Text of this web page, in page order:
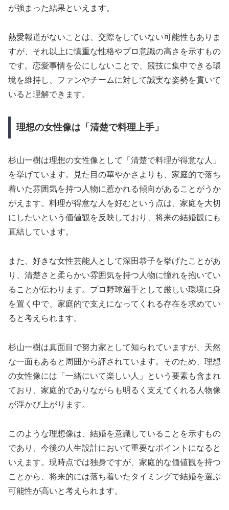
が強まった結果といえます。
熱愛報道がないことは、交際をしていない可能性もありま
すが、それ以上に慎重な性格やプロ意識の高さを示すもの
です。恋愛事情を公にしないことで、競技に集中できる環
境を維持し、ファンやチームに対して誠実な姿勢を貫いて
いると理解できます。
理想の女性像は「清楚で料理上手」
杉山一樹は理想の女性像として「清楚で料理が得意な人」
を挙げています。見た目の華やかさよりも、家庭的で落ち
着いた雰囲気を持つ人物に惹かれる傾向があることがうか
がえます。料理が得意な人を好むという点は、家庭を大切
にしたいという価値観を反映しており、将来の結婚観にも
直結しています。
また、好きな女性芸能人として深田恭子を挙げたことがあ
り、清楚さと柔らかい雰囲気を持つ人物に憧れを抱いてい
ることが伝わります。プロ野球選手として厳しい環境に身
を置く中で、家庭的で支えになってくれる存在を求めてい
ると考えられます。
杉山一樹は真面目で努力家として知られていますが、天然
な一面もあると周囲から評されています。そのため、理想
の女性像には「一緒にいて楽しい人」という要素も含まれ
ており、家庭的でありながらも明るく支えてくれる人物像
が浮かび上がります。
このような理想像は、結婚を意識していることを示すもの
であり、今後の人生設計において重要なポイントになると
いえます。現時点では独身ですが、家庭的な価値観を持つ
ことから、将来的には落ち着いたタイミングで結婚を選ぶ
可能性が高いと考えられます。